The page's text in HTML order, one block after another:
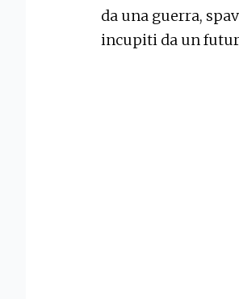
da una guerra,
incupiti da un